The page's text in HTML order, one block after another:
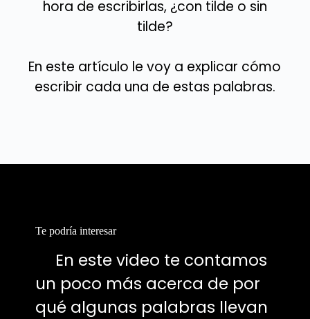
hora de escribirlas, ¿con tilde o sin
tilde?
En este artículo le voy a explicar cómo
escribir cada una de estas palabras.
Te podría interesar
En este video te contamos
un poco más acerca de por
qué algunas palabras llevan